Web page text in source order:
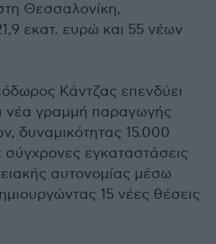
Θεσσαλονίκη,
εκατ. ευρώ και 55 νέων
Κάντζας επενδύει
νέα γραμμή παραγωγής
δυναμικότητας 15.000
εγκαταστάσεις
αυτονομίας μέσω
15 νέες θέσεις